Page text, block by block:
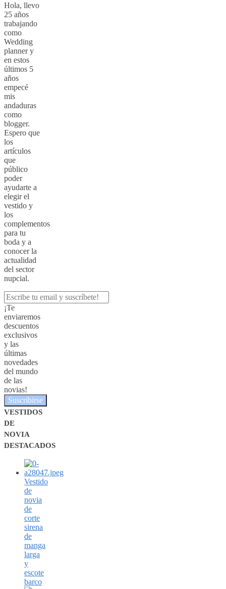
Hola, llevo
25 años
trabajando
como
Wedding
planner y
en estos
últimos 5
años
empecé
mis
andaduras
como
blogger.
Espero que
los
artículos
que
público
poder
ayudarte a
elegir el
vestido y
los
complementos
para tu
boda y a
conocer la
actualidad
del sector
nupcial.
¡Te
enviaremos
descuentos
exclusivos
y las
últimas
novedades
del mundo
de las
novias!
Suscribirse
VESTIDOS
DE
NOVIA
DESTACADOS
Vestido
de
novia
de
corte
sirena
de
manga
larga
y
escote
barco